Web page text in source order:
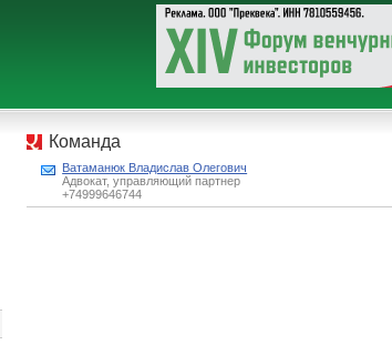
Команда
Ватаманюк Владислав Олегович
Адвокат, управляющий партнер
+74999646744